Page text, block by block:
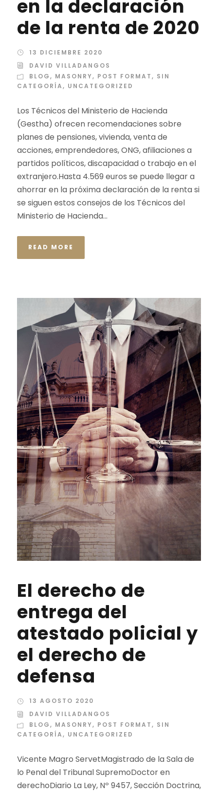
en la declaración
de la renta de 2020
13 DICIEMBRE 2020
DAVID VILLADANGOS
BLOG, MASONRY, POST FORMAT, SIN
CATEGORÍA, UNCATEGORIZED
Los Técnicos del Ministerio de Hacienda
(Gestha) ofrecen recomendaciones sobre
planes de pensiones, vivienda, venta de
acciones, emprendedores, ONG, afiliaciones a
partidos políticos, discapacidad o trabajo en el
extranjero.Hasta 4.569 euros se puede llegar a
ahorrar en la próxima declaración de la renta si
se siguen estos consejos de los Técnicos del
Ministerio de Hacienda...
READ MORE
El derecho de
entrega del
atestado policial y
el derecho de
defensa
13 AGOSTO 2020
DAVID VILLADANGOS
BLOG, MASONRY, POST FORMAT, SIN
CATEGORÍA, UNCATEGORIZED
Vicente Magro ServetMagistrado de la Sala de
lo Penal del Tribunal SupremoDoctor en
derechoDiario La Ley, Nº 9457, Sección Doctrina,